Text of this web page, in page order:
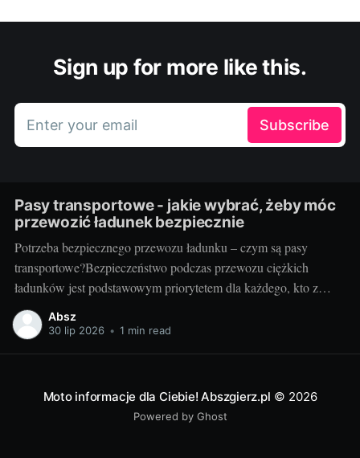
Sign up for more like this.
Enter your email Subscribe
Pasy transportowe - jakie wybrać, żeby móc
przewozić ładunek bezpiecznie
Potrzeba bezpiecznego przewozu ładunku – czym są pasy
transportowe?Bezpieczeństwo podczas przewozu ciężkich
ładunków jest podstawowym priorytetem dla każdego, kto z
powodzeniem chce prowadzić biznes w branży transportowej.
Aby zapewnić stabilność mocowania oraz uniknąć potencjalnie
kluczowych elementów tego
Absz
30 lip 2026 • 1 min read
Moto informacje dla Ciebie! Abszgierz.pl © 2026
Powered by Ghost